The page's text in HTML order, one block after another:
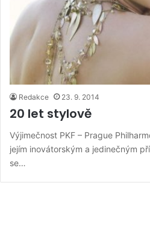
Redakce 23. 9. 2014
20 let stylově
Výjimečnost PKF – Prague
jejím inovátorským a jedinečným
se…